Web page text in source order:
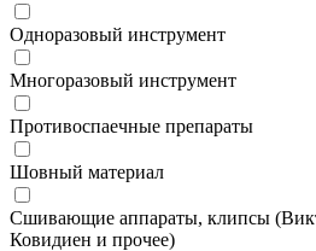
Одноразовый инструмент
Многоразовый инструмент
Противоспаечные препараты
Шовный материал
Сшивающие аппараты, клипсы
Ковидиен и прочее)